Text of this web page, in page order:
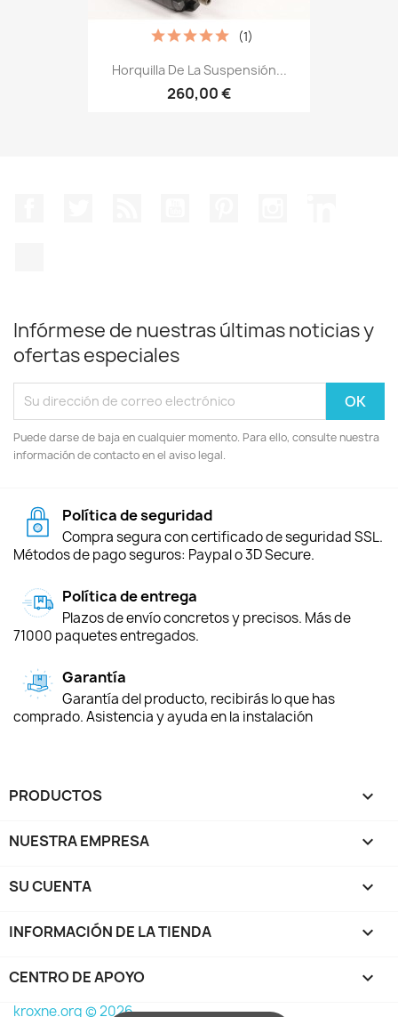
Horquilla De La Suspensión...
260,00 €
(1)
Infórmese de nuestras últimas noticias y
ofertas especiales
Puede darse de baja en cualquier momento. Para ello, consulte nuestra
información de contacto en el aviso legal.
Política de seguridad
Compra segura con certificado de seguridad SSL.
Métodos de pago seguros: Paypal o 3D Secure.
Política de entrega
Plazos de envío concretos y precisos. Más de
71000 paquetes entregados.
Garantía
Garantía del producto, recibirás lo que has
comprado. Asistencia y ayuda en la instalación
PRODUCTOS 
NUESTRA EMPRESA 
SU CUENTA 
INFORMACIÓN DE LA TIENDA keyboard_arrow_down
CENTRO DE APOYO 
kroxne.org © 2026